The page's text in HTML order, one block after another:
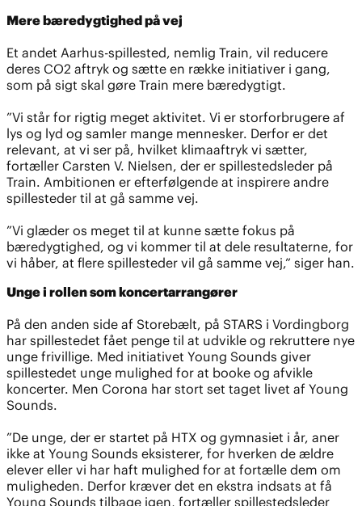
Mere bæredygtighed på vej
Et andet Aarhus-spillested, nemlig Train, vil reducere
deres CO2 aftryk og sætte en række initiativer i gang,
som på sigt skal gøre Train mere bæredygtigt.
”Vi står for rigtig meget aktivitet. Vi er storforbrugere af
lys og lyd og samler mange mennesker. Derfor er det
relevant, at vi ser på, hvilket klimaaftryk vi sætter,
fortæller Carsten V. Nielsen, der er spillestedsleder på
Train. Ambitionen er efterfølgende at inspirere andre
spillesteder til at gå samme vej.
”Vi glæder os meget til at kunne sætte fokus på
bæredygtighed, og vi kommer til at dele resultaterne, for
vi håber, at flere spillesteder vil gå samme vej,” siger han.
Unge i rollen som koncertarrangører
På den anden side af Storebælt, på STARS i Vordingborg
har spillestedet fået penge til at udvikle og rekruttere nye
unge frivillige. Med initiativet Young Sounds giver
spillestedet unge mulighed for at booke og afvikle
koncerter. Men Corona har stort set taget livet af Young
Sounds.
”De unge, der er startet på HTX og gymnasiet i år, aner
ikke at Young Sounds eksisterer, for hverken de ældre
elever eller vi har haft mulighed for at fortælle dem om
muligheden. Derfor kræver det en ekstra indsats at få
Young Sounds tilbage igen, fortæller spillestedsleder